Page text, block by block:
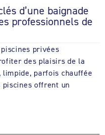
d’une baignade
professionnels de
privées
des plaisirs de la
limpide, parfois chauffée
piscines offrent un